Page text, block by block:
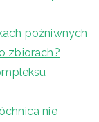
pożniwnych
zbiorach?
nie